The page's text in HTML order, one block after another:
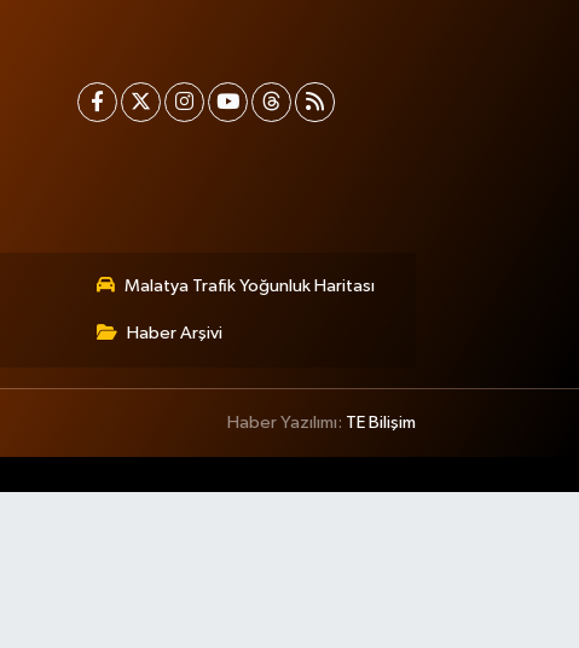
Malatya Trafik Yoğunluk Haritası
Haber Arşivi
Haber Yazılımı: TE Bilişim